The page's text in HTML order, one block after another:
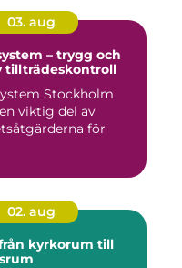
03. aug
– trygg och
tillträdeskontroll
Stockholm
viktig del av
för
02. aug